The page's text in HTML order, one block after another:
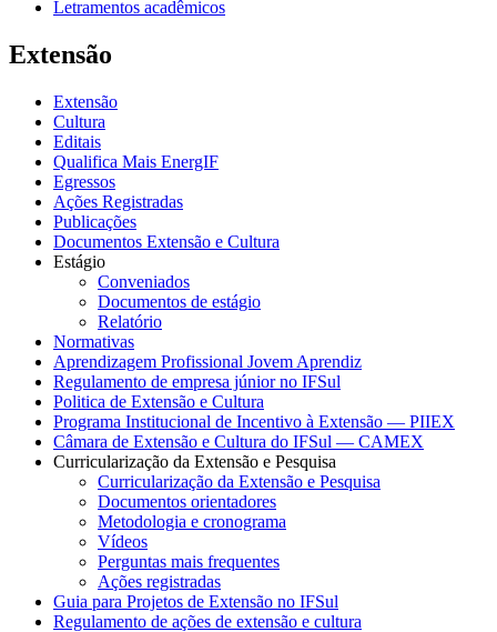
Letramentos acadêmicos
Extensão
Extensão
Cultura
Editais
Qualifica Mais EnergIF
Egressos
Ações Registradas
Publicações
Documentos Extensão e Cultura
Estágio
Conveniados
Documentos de estágio
Relatório
Normativas
Aprendizagem Profissional Jovem Aprendiz
Regulamento de empresa júnior no IFSul
Politica de Extensão e Cultura
Programa Institucional de Incentivo à Extensão — PIIEX
Câmara de Extensão e Cultura do IFSul — CAMEX
Curricularização da Extensão e Pesquisa
Curricularização da Extensão e Pesquisa
Documentos orientadores
Metodologia e cronograma
Vídeos
Perguntas mais frequentes
Ações registradas
Guia para Projetos de Extensão no IFSul
Regulamento de ações de extensão e cultura